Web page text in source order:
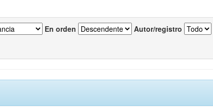
En orden Autor/registro